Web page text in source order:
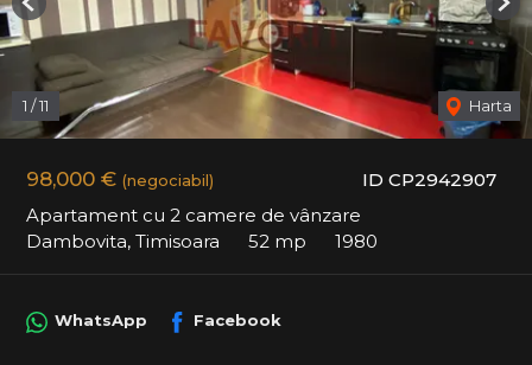
ID CP2942907
98,000 € (negociabil)
Apartament cu 2 camere de vânzare
Dambovita, Timisoara
52 mp 1980
1 /11 Harta
Previous
WhatsApp Facebook